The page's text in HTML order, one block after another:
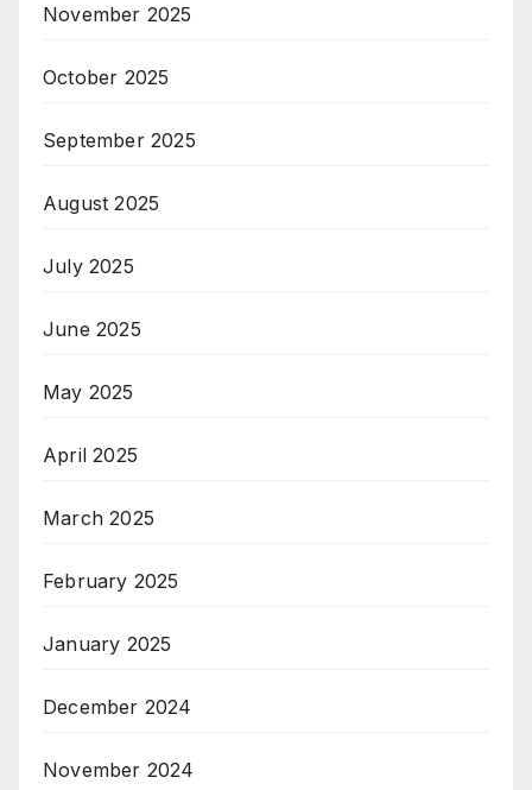
November 2025
October 2025
September 2025
August 2025
July 2025
June 2025
May 2025
April 2025
March 2025
February 2025
January 2025
December 2024
November 2024